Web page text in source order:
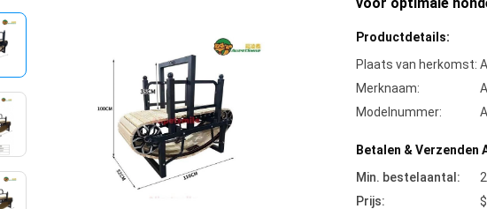
Productdetails:
Plaats van herkomst:
Merknaam:
Modelnummer:
Betalen & Verzenden
Min. bestelaantal:
Prijs: